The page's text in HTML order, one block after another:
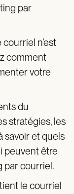
par
n’est
comment
votre
du
stratégies, les
savoir et quels
peuvent être
par courriel.
le courriel